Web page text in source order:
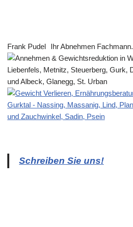
Frank Pudel Ihr Abnehmen Fachmann.
Schreiben Sie uns!